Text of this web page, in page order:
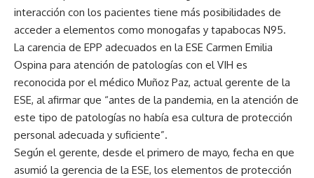
interacción con los pacientes tiene más posibilidades de
acceder a elementos como monogafas y tapabocas N95.
La carencia de EPP adecuados en la ESE Carmen Emilia
Ospina para atención de patologías con el VIH es
reconocida por el médico Muñoz Paz, actual gerente de la
ESE, al afirmar que “antes de la pandemia, en la atención de
este tipo de patologías no había esa cultura de protección
personal adecuada y suficiente”.
Según el gerente, desde el primero de mayo, fecha en que
asumió la gerencia de la ESE, los elementos de protección